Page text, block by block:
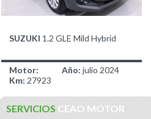
SUZUKI 1.2 GLE Mild Hybrid
Motor: Año: julio 2024
Km: 27923
€
SERVICIOS CEAO MOTOR